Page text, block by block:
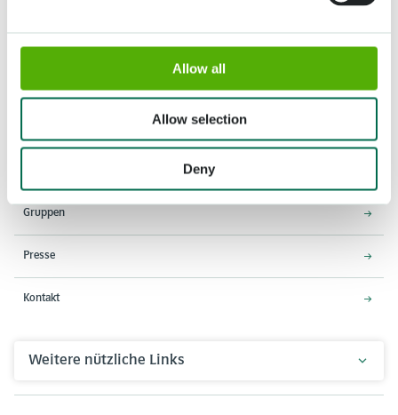
Allow all
Allow selection
Deny
Stationsweg 166A
Öffnungszeiten
18. März - 9. Mai 2027,
Gruppen
Presse
Kontakt
Weitere nützliche Links